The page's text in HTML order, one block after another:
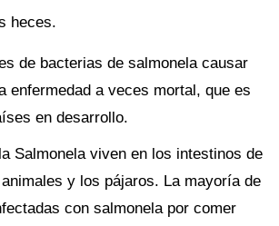
heces.
de bacterias de salmonela causar
enfermedad a veces mortal, que es
en desarrollo.
Salmonela viven en los intestinos de
y los pájaros. La mayoría de
con salmonela por comer